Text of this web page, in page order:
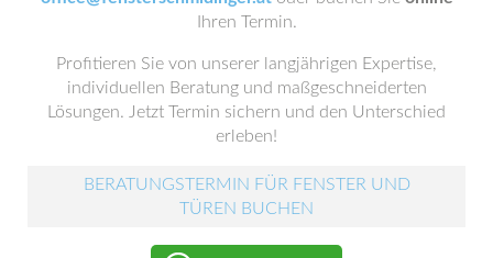
Ihren Termin.
Profitieren Sie von unserer langjährigen Expertise,
individuellen Beratung und maßgeschneiderten
Lösungen. Jetzt Termin sichern und den Unterschied
erleben!
BERATUNGSTERMIN FÜR FENSTER UND
TÜREN BUCHEN